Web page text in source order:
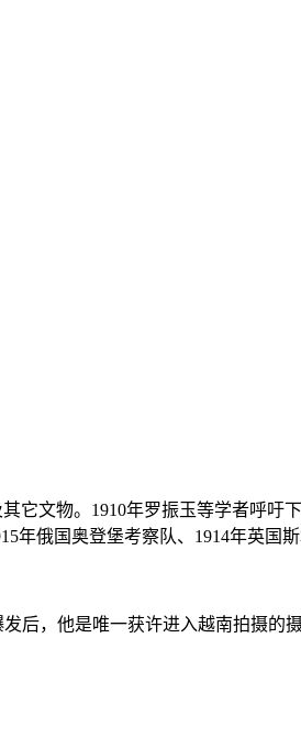
它文物。1910年罗振玉等学者呼吁
年俄国奥登堡考察队、1914年英国斯
后，他是唯一获许进入越南拍摄的